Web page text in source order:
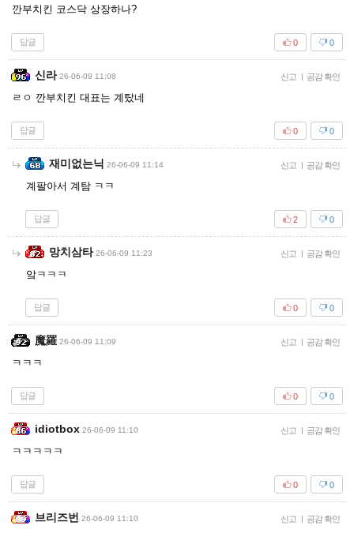
깐부치킨 코스닥 상장하나?
답글 0
0
신라 26-06-09 11:08 신고 | 공감 확인
ㄹㅇ 깐부치킨 대표는 계탔네
답글 0
0
재미없는닉 26-06-09 11:14 신고 | 공감 확인
계팔아서 계탐 ㅋㅋ
답글 0
2
망치삼타 26-06-09 11:23 신고 | 공감 확인
앜ㅋㅋㅋ
답글 0
0
魔羅 26-06-09 11:09 신고 | 공감 확인
ㅋㅋㅋ
답글 0
0
idiotbox 26-06-09 11:10 신고 | 공감 확인
ㅋㅋㅋㅋㅋ
답글 0
0
브리즈번 26-06-09 11:10 신고 | 공감 확인